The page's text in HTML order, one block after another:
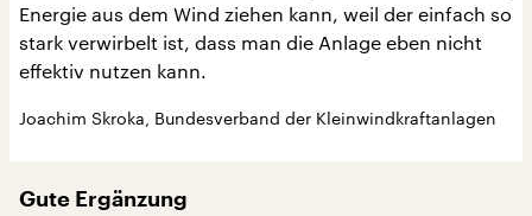
Energie aus dem Wind ziehen kann, weil der einfach so
stark verwirbelt ist, dass man die Anlage eben nicht
effektiv nutzen kann.
Joachim Skroka, Bundesverband der Kleinwindkraftanlagen
Gute Ergänzung